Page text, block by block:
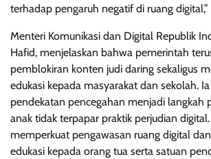
terhadap pengaruh negatif di ruang digital,”
Menteri Komunikasi dan Digital Republik
Hafid, menjelaskan bahwa pemerintah
pemblokiran konten judi daring sekaligus
edukasi kepada masyarakat dan sekolah.
pendekatan pencegahan menjadi langkah
anak tidak terpapar praktik perjudian
memperkuat pengawasan ruang digital
edukasi kepada orang tua serta satuan